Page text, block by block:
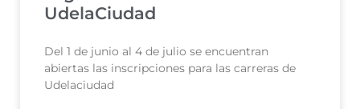
UdelaCiudad
Del 1 de junio al 4 de julio se encuentran
abiertas las inscripciones para las carreras de
Udelaciudad